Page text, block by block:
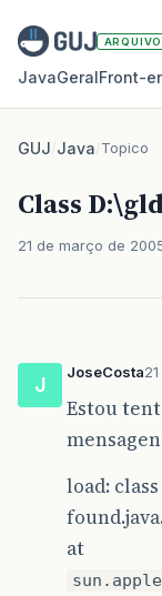
ARQUIVO
JavaGeral
GUJ/Java/Topico
Class
21 de março de
J
JoseCosta
Estou
load:
at